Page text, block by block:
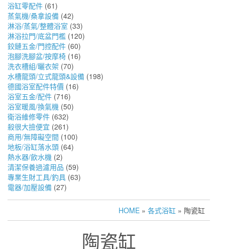
浴缸零配件 (61)
蒸氣機/桑拿設備 (42)
淋浴/蒸氣/整體浴室 (33)
淋浴拉門/底盆門檻 (120)
鉸鏈五金/門控配件 (60)
泡腳洗腳盆/按摩椅 (16)
洗衣槽組/曬衣架 (70)
水槽龍頭/立式龍頭&設備 (198)
德國浴室配件特價 (16)
浴室五金/配件 (716)
浴室暖風/換氣機 (50)
衛浴維修零件 (632)
殺很大撿便宜 (261)
商用/無障礙空間 (100)
地板/浴缸落水頭 (64)
熱水器/飲水機 (2)
清潔保養過濾用品 (59)
專業生財工具/釣具 (63)
電器/加壓設備 (27)
HOME » 各式浴缸 » 陶瓷缸
陶瓷缸